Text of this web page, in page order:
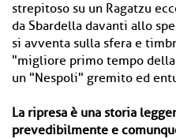
strepitoso su un Ragatzu
da Sbardella davanti allo
si avventa sulla sfera e
"migliore primo tempo
un "Nespoli" gremito ed
La ripresa è una storia
prevedibilmente e